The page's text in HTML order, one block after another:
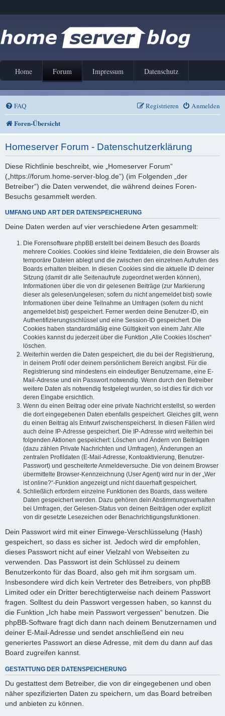
Home Forum Impressum Datenschutz
FAQ Anmelden
Registrieren
Foren-Übersicht
Homeserver Forum - Datenschutzerklärung
Diese Richtlinie beschreibt, wie „Homeserver Forum“
(„https://forum.home-server-blog.de“) (im Folgenden „der
Betreiber“) die Daten verwendet, die während deines Foren-
Besuchs gesammelt werden.
UMFANG UND ART DER DATENSPEICHERUNG
Deine Daten werden auf vier verschiedene Arten gesammelt:
Die Forensoftware phpBB erstellt bei deinem Besuch des Boards
mehrere Cookies. Cookies sind kleine Textdateien, die dein Browser als
temporäre Dateien ablegt und die zwischen den einzelnen Aufrufen des
Boards erhalten bleiben. In diesen Cookies sind die aktuelle ID deiner
Sitzung (damit dir alle Seitenaufrufe zugeordnet werden können),
Informationen über die von dir gelesenen Beiträge (zur Markierung
dieser als gelesen/ungelesen; sofern du nicht angemeldet bist) sowie
Informationen über deine Teilnahme an Umfragen (sofern du nicht
angemeldet bist) gespeichert. Ferner werden deine Benutzer-ID, ein
Authentifizierungsschlüssel und eine Session-ID gespeichert. Die
Cookies haben standardmäßig eine Gültigkeit von einem Jahr. Alle
Cookies kannst du jederzeit über die Funktion „Alle Cookies löschen“
löschen.
Weiterhin werden die Daten gespeichert, die du bei der Registrierung,
in deinem Profil oder deinem persönlichem Bereich angibst. Für die
Registrierung sind mindestens ein eindeutiger Benutzername, eine E-
Mail-Adresse und ein Passwort notwendig. Wenn durch den Betreiber
weitere Daten als notwendig festgelegt wurden, so ist dies für dich vor
deren Eingabe ersichtlich.
Wenn du einen Beitrag oder eine private Nachricht erstellst, so werden
die dort eingegebenen Daten ebenfalls gespeichert. Gleiches gilt, wenn
du einen Beitrag als Entwurf zwischenspeicherst. In diesen Fällen wird
auch deine IP-Adresse gespeichert. Die IP-Adresse wird weiterhin bei
folgenden Aktionen gespeichert: Löschen und Ändern von Beiträgen
(dazu zählen Private Nachrichten und Umfragen), Änderungen an
zentralen Profildaten (E-Mail-Adresse, Kontoaktivierung, Benutzer-
Passwort) und gescheiterte Anmeldeversuche. Die von deinem Browser
übermittelte Browser-Kennzeichnung (User Agent) wird nur in der „Wer
ist online?“-Funktion angezeigt und nicht dauerhaft gespeichert.
Schließlich erfordern einzelne Funktionen des Boards, dass weitere
Daten gespeichert werden. Dazu gehören dein Abstimmungsverhalten
bei Umfragen, der Gelesen-Status von deinen Beiträgen oder explizit
von dir gesetzte Lesezeichen oder Benachrichtigungsfunktionen.
Dein Passwort wird mit einer Einwege-Verschlüsselung (Hash)
gespeichert, so dass es sicher ist. Jedoch wird dir empfohlen,
dieses Passwort nicht auf einer Vielzahl von Webseiten zu
verwenden. Das Passwort ist dein Schlüssel zu deinem
Benutzerkonto für das Board, also geh mit ihm sorgsam um.
Insbesondere wird dich kein Vertreter des Betreibers, von phpBB
Limited oder ein Dritter berechtigterweise nach deinem Passwort
fragen. Solltest du dein Passwort vergessen haben, so kannst du
die Funktion „Ich habe mein Passwort vergessen“ benutzen. Die
phpBB-Software fragt dich dann nach deinem Benutzernamen und
deiner E-Mail-Adresse und sendet anschließend ein neu
generiertes Passwort an diese Adresse, mit dem du dann auf das
Board zugreifen kannst.
GESTATTUNG DER DATENSPEICHERUNG
Du gestattest dem Betreiber, die von dir eingegebenen und oben
näher spezifizierten Daten zu speichern, um das Board betreiben
und anbieten zu können.